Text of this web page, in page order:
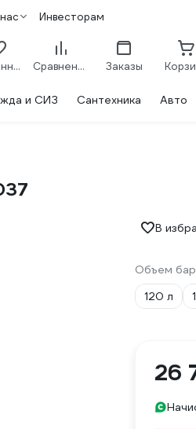
Инвесторам
Избранное Сравнение Заказы
и СИЗ Сантехника Авто
В
Объем
120 л
26